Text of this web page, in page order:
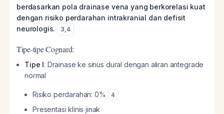
berdasarkan pola drainase vena yang berkorelasi kuat
dengan risiko perdarahan intrakranial dan defisit
neurologis.
3,4
Tipe-tipe Cognard:
Tipe I: Drainase ke sinus dural dengan aliran antegrade
normal
Risiko perdarahan: 0% 4
Presentasi klinis jinak